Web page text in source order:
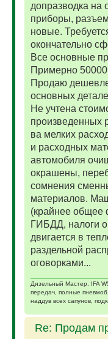
допразводка на
приборы,
новые.
окончательно
Все основные
Примерно
Продаю
основных
Не учтена
произведенных
ва мелких
и расходных
автомобиля
окрашены,
сомнения
материалов.
(крайнее общее
ГИБДД, налоги
двигается в
раздельной
оговорками...
Дизельный Мастер. IFA
передач, полные
наддув всех сапунов,
Re: Продам